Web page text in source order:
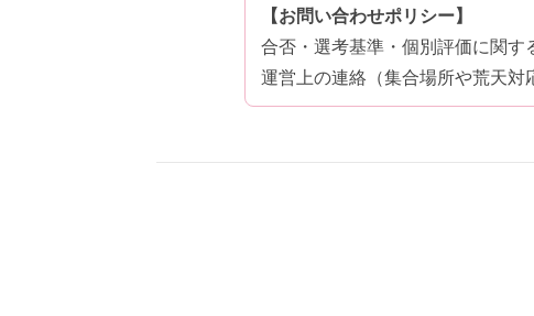
【お問い合わせポリシー】
合否・選考基準・個別評価に関す
運営上の連絡（集合場所や荒天対